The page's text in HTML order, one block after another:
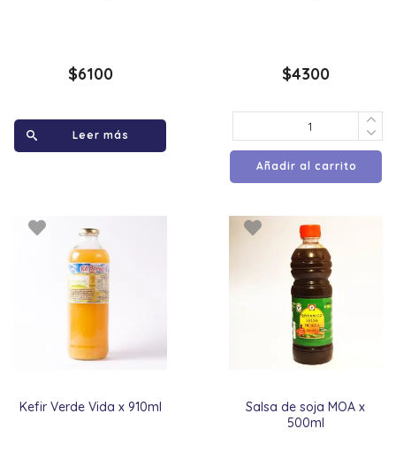
$6100
Leer más
$4300
Añadir al carrito
Kefir Verde Vida x 910ml
Salsa de soja MOA x
500ml